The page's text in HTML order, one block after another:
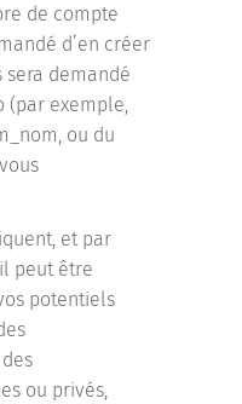
de compte
d’en créer
sera demandé
(par exemple,
ou du
et par
peut être
potentiels
ou privés,